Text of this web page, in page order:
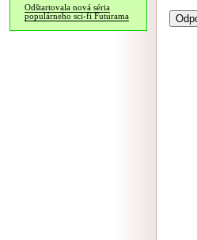
Odštartovala nová séria
populárneho sci-fi Futurama